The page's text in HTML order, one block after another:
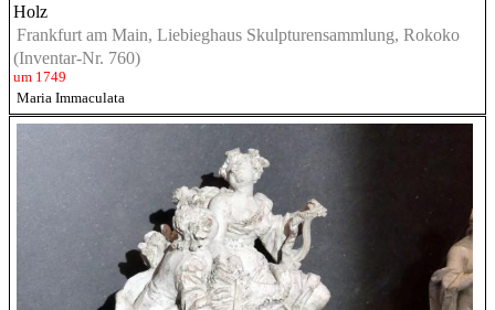
Holz
Frankfurt am Main, Liebieghaus Skulpturensammlung, Rokoko
(Inventar-Nr. 760)
um 1749
Maria Immaculata